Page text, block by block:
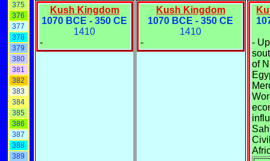
375
376
377
378
379
380
381
382
383
384
385
386
387
388
389
Kush Kingdom
1070 BCE - 350 CE
1410
-
Kush Kingdom
1070 BCE - 350 CE
1410
-
-
of